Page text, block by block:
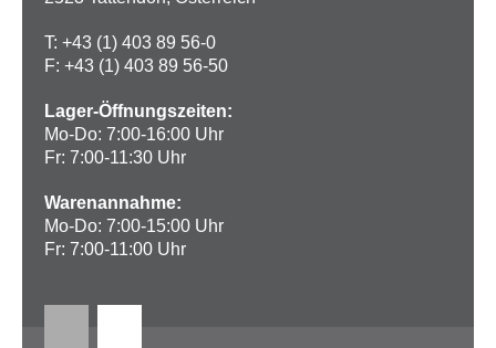
T: +43 (1) 403 89 56-0
F: +43 (1) 403 89 56-50
Lager-Öffnungszeiten:
Mo-Do: 7:00-16:00 Uhr
Fr: 7:00-11:30 Uhr
Warenannahme:
Mo-Do: 7:00-15:00 Uhr
Fr: 7:00-11:00 Uhr